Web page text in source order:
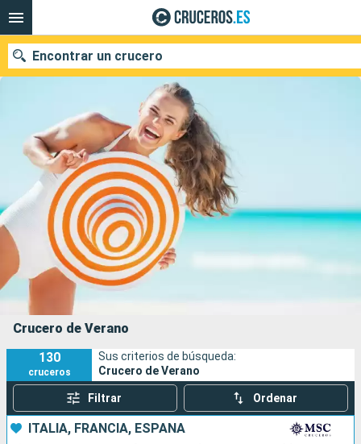
Encontrar un crucero
Nuestros destinos
Fecha de salida
Puertos Compañías
Buscar
Crucero de Verano
130
cruceros
Sus criterios de búsqueda:
Crucero de Verano
Filtrar Ordenar
ITALIA, FRANCIA, ESPAÑA